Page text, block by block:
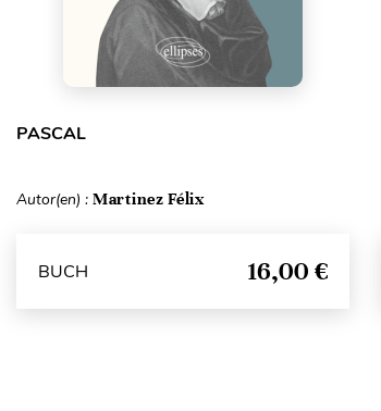
PASCAL
Autor(en) : Martinez Félix
BUCH 16,00 €